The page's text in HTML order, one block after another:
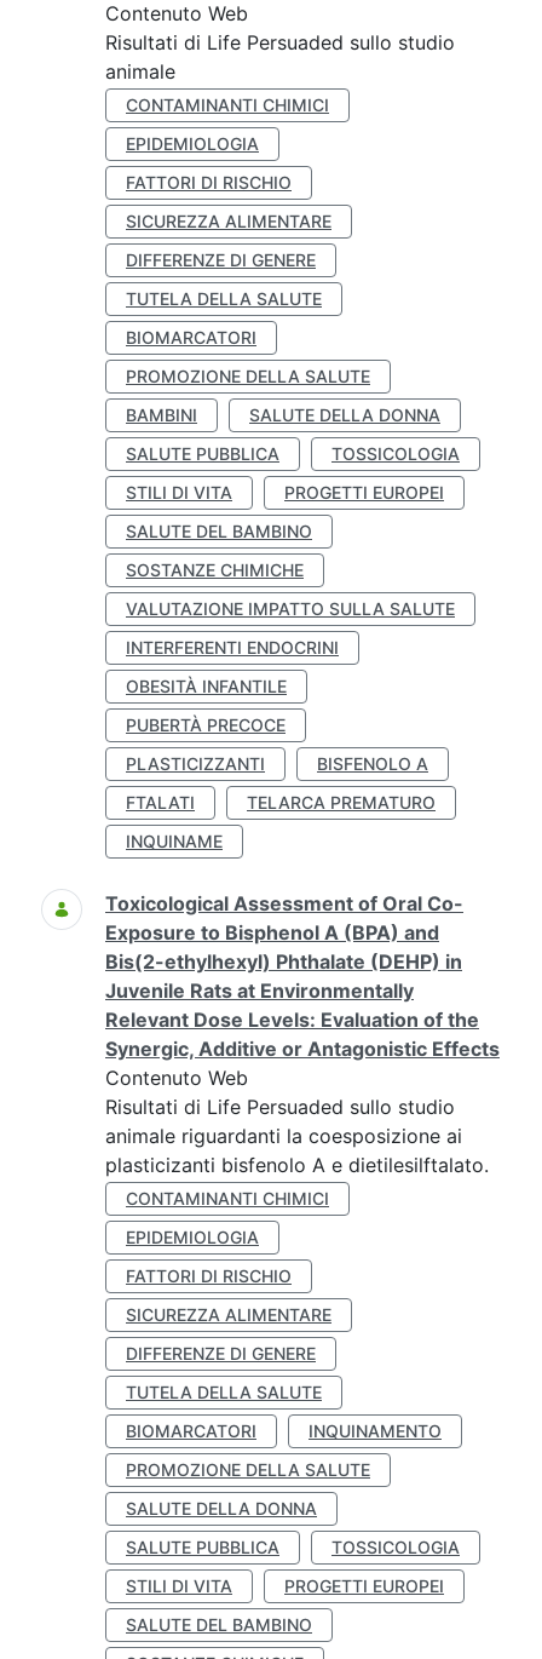
Contenuto Web
Risultati di Life Persuaded sullo studio
animale
CONTAMINANTI CHIMICI
EPIDEMIOLOGIA
FATTORI DI RISCHIO
SICUREZZA ALIMENTARE
DIFFERENZE DI GENERE
TUTELA DELLA SALUTE
BIOMARCATORI
PROMOZIONE DELLA SALUTE
BAMBINI
SALUTE DELLA DONNA
SALUTE PUBBLICA
TOSSICOLOGIA
STILI DI VITA
PROGETTI EUROPEI
SALUTE DEL BAMBINO
SOSTANZE CHIMICHE
VALUTAZIONE IMPATTO SULLA SALUTE
INTERFERENTI ENDOCRINI
OBESITÀ INFANTILE
PUBERTÀ PRECOCE
PLASTICIZZANTI
BISFENOLO A
FTALATI
TELARCA PREMATURO
INQUINAME
Toxicological Assessment of Oral Co-
Exposure to Bisphenol A (BPA) and
Bis(2-ethylhexyl) Phthalate (DEHP) in
Juvenile Rats at Environmentally
Relevant Dose Levels: Evaluation of the
Synergic, Additive or Antagonistic Effects
Contenuto Web
Risultati di Life Persuaded sullo studio
animale riguardanti la coesposizione ai
plasticizanti bisfenolo A e dietilesilftalato.
CONTAMINANTI CHIMICI
EPIDEMIOLOGIA
FATTORI DI RISCHIO
SICUREZZA ALIMENTARE
DIFFERENZE DI GENERE
TUTELA DELLA SALUTE
BIOMARCATORI
INQUINAMENTO
PROMOZIONE DELLA SALUTE
SALUTE DELLA DONNA
SALUTE PUBBLICA
TOSSICOLOGIA
STILI DI VITA
PROGETTI EUROPEI
SALUTE DEL BAMBINO